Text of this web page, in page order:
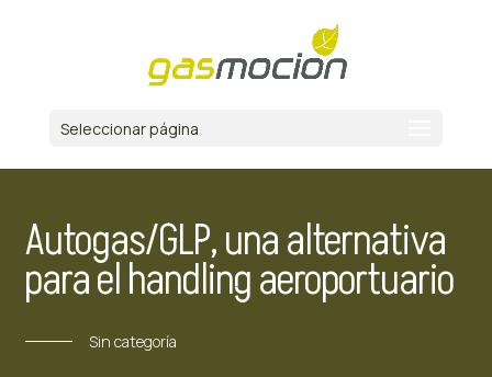
Seleccionar página
Autogas/GLP, una alternativa
para el handling aeroportuario
Sin categoría